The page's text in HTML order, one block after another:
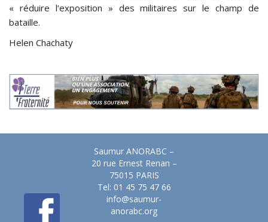
« réduire l’exposition » des militaires sur le champ de
bataille.
Helen Chachaty
Saumur ANORABC –
20 rue Ernest Renan –
75015 PARIS
Tel: 01 45 75 47 66
info@saumur-
anorabc.org